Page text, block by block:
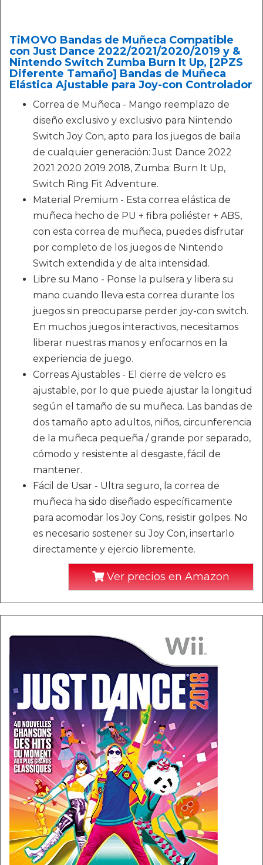
TiMOVO Bandas de Muñeca Compatible
con Just Dance 2022/2021/2020/2019 y &
Nintendo Switch Zumba Burn It Up, [2PZS
Diferente Tamaño] Bandas de Muñeca
Elástica Ajustable para Joy-con Controlador
Correa de Muñeca - Mango reemplazo de
diseño exclusivo y exclusivo para Nintendo
Switch Joy Con, apto para los juegos de baila
de cualquier generación: Just Dance 2022
2021 2020 2019 2018, Zumba: Burn It Up,
Switch Ring Fit Adventure.
Material Premium - Esta correa elástica de
muñeca hecho de PU + fibra poliéster + ABS,
con esta correa de muñeca, puedes disfrutar
por completo de los juegos de Nintendo
Switch extendida y de alta intensidad.
Libre su Mano - Ponse la pulsera y libera su
mano cuando lleva esta correa durante los
juegos sin preocuparse perder joy-con switch.
En muchos juegos interactivos, necesitamos
liberar nuestras manos y enfocarnos en la
experiencia de juego.
Correas Ajustables - El cierre de velcro es
ajustable, por lo que puede ajustar la longitud
según el tamaño de su muñeca. Las bandas de
dos tamaño apto adultos, niños, circunferencia
de la muñeca pequeña / grande por separado,
cómodo y resistente al desgaste, fácil de
mantener.
Fácil de Usar - Ultra seguro, la correa de
muñeca ha sido diseñado específicamente
para acomodar los Joy Cons, resistir golpes. No
es necesario sostener su Joy Con, insertarlo
directamente y ejercio libremente.
Ver precios en Amazon